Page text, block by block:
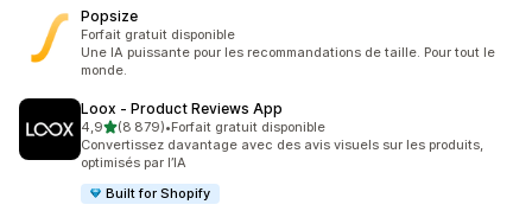
Popsize
Forfait gratuit disponible
Une IA puissante pour les recommandations de taille. Pour tout le
monde.
Loox ‑ Product Reviews App
4,9étoile(s) sur 5
(8 879)
8879 avis au total
•Forfait gratuit disponible
Convertissez davantage avec des avis visuels sur les produits,
optimisés par l’IA
Built for Shopify